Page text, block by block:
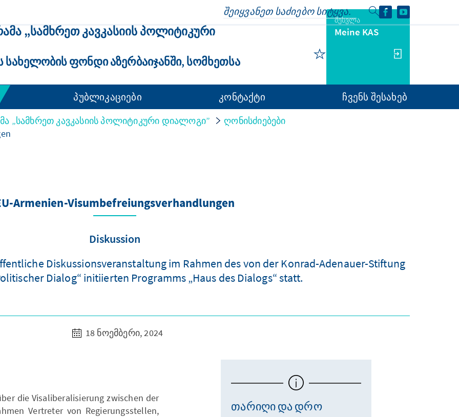
„ᲡᲐᲛᲮᲠᲔᲗ ᲙᲐᲕᲙᲐᲡᲘᲘᲡ ᲞᲝᲚᲘᲢᲘᲙᲣᲠᲘ
ᲤᲝᲜᲓᲘ ᲐᲖᲔᲠᲑᲐᲘᲯᲐᲜᲨᲘ, ᲡᲝᲛᲮᲔᲗᲡᲐ
შესვლა
Meine KAS
პუბლიკაციები კონტაქტი ჩვენს შესახებ
„სამხრეთ კავკასიის პოლიტიკური დიალოგი”
ღონისძიებები
Armenien-Visumbefreiungsverhandlungen
Diskussion
Diskussionsveranstaltung im Rahmen des von der Konrad-Adenauer-Stiftung
Dialog“ initiierten Programms „Haus des Dialogs“ statt.
18 ნოემბერი, 2024
die Visaliberalisierung zwischen der
Vertreter von Regierungsstellen,
თარიღი და დრო